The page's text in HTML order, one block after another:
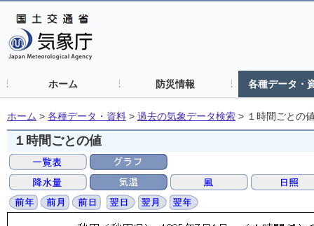
ホーム 防災情報 各種データ・
ホーム > 各種データ・資料 > 過去の気象データ検索 > １時間ごとの
１時間ごとの値